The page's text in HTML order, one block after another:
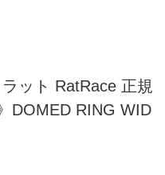
ット RatRace 正規
DOMED RING WID